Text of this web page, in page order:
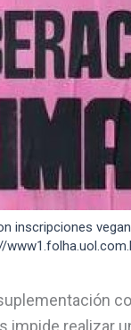
inscripciones